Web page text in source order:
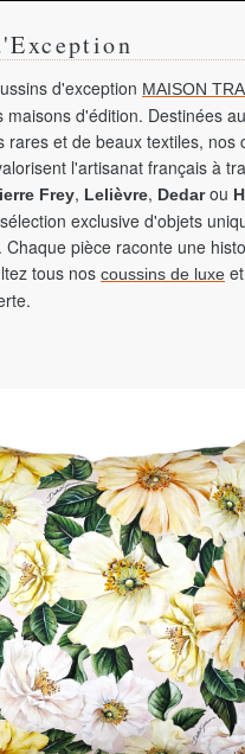
d'exception MAISON
maisons d'édition. Destinées
rares et de beaux textiles, nos
l'artisanat français à
Frey, Lelièvre, Dedarou
exclusive d'objets
Chaque pièce raconte une
tous nos coussins de luxe